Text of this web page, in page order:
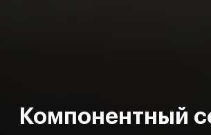
Компонентный